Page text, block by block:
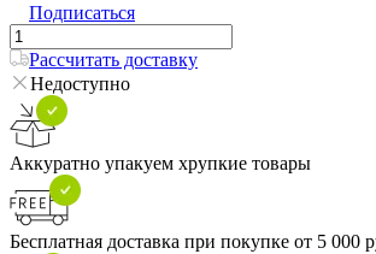
Подписаться
Рассчитать доставку
Недоступно
Аккуратно упакуем хрупкие товары
Бесплатная доставка при покупке от 5 000